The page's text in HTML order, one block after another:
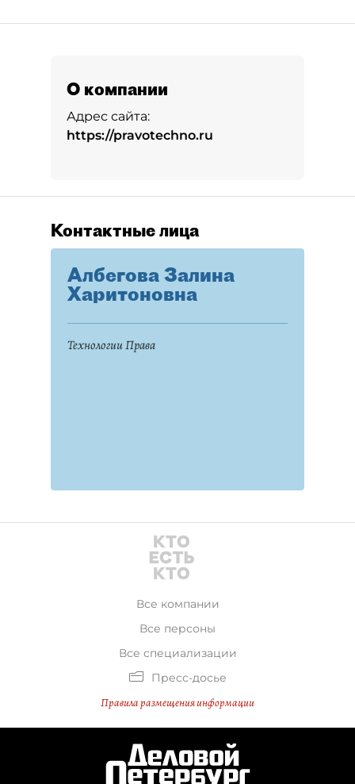
О компании
Адрес сайта:
https://pravotechno.ru
Контактные лица
Албегова Залина
Харитоновна
Технологии Права
Все компании
Все персоны
Все специализации
Пресс-досье
Правила размещения информации